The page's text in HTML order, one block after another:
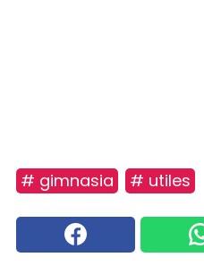
# gimnasia # utiles